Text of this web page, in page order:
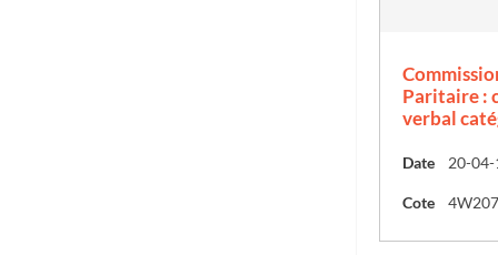
Paritaire :
verbal
Date
Cote 4W207